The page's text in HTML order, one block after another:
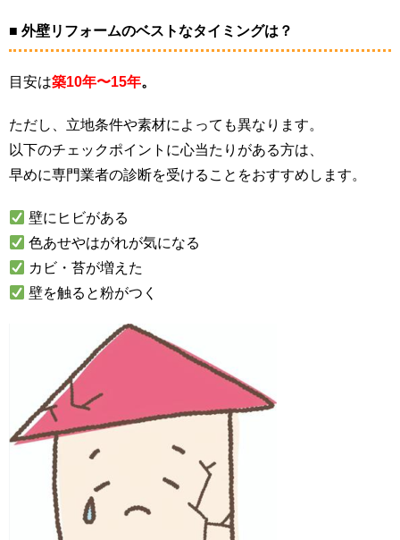
■ 外壁リフォームのベストなタイミングは？
目安は築10年〜15年。
ただし、立地条件や素材によっても異なります。
以下のチェックポイントに心当たりがある方は、
早めに専門業者の診断を受けることをおすすめします。
壁にヒビがある
色あせやはがれが気になる
カビ・苔が増えた
壁を触ると粉がつく